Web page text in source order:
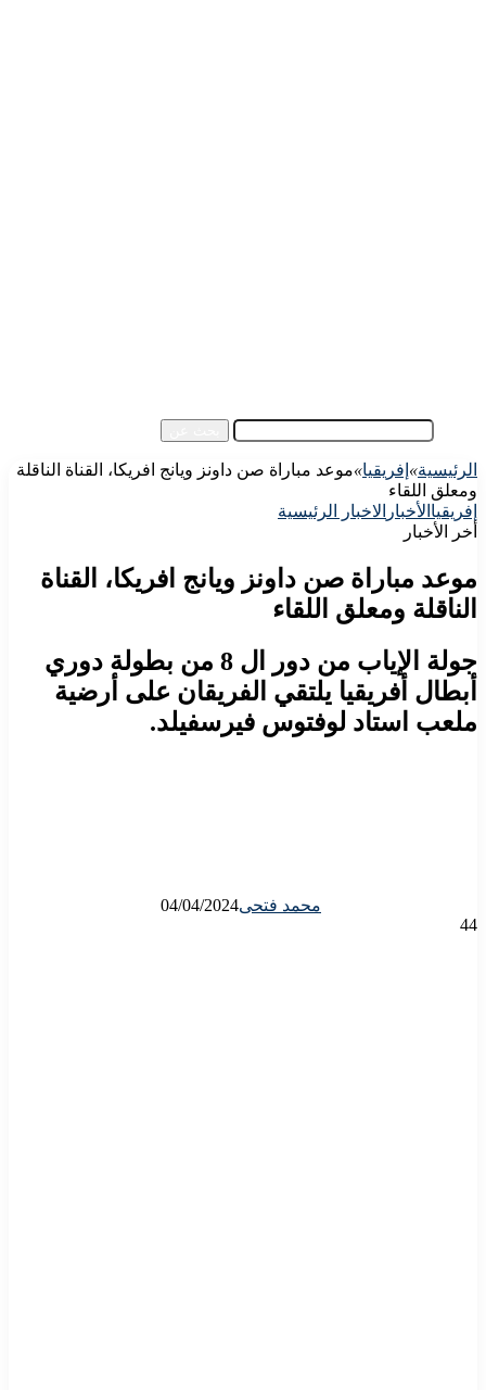
الرئيسية» إفريقيا»موعد مباراة صن داونز ويانج افريكا، القناة الناقلة
ومعلق اللقاء
إفريقيا الأخبار الاخبار الرئيسية
أخر الأخبار
موعد مباراة صن داونز ويانج افريكا، القناة
الناقلة ومعلق اللقاء
جولة الإياب من دور ال 8 من بطولة دوري
أبطال أفريقيا يلتقي الفريقان على أرضية
ملعب استاد لوفتوس فيرسفيلد.
محمد فتحى04/04/2024
44